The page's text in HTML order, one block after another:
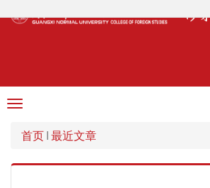
Toggle
首页 最近文章